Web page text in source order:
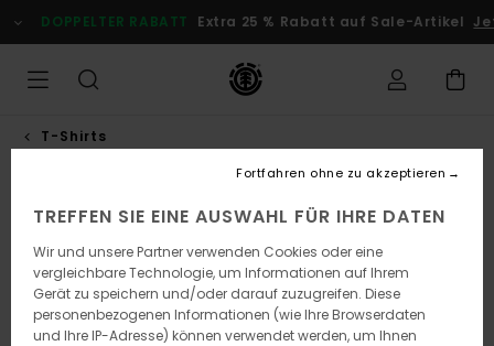
zur
Produktinformation
DOPPELTER RABATT Extra 25 % Rabatt auf Sale-Artikel
T-Shirts
TREFFEN SIE EINE AUSWAHL FÜR IHRE DATEN
Wir und unsere Partner verwenden Cookies oder eine
vergleichbare Technologie, um Informationen auf Ihrem
Gerät zu speichern und/oder darauf zuzugreifen. Diese
personenbezogenen Informationen (wie Ihre Browserdaten
und Ihre IP-Adresse) können verwendet werden, um Ihnen
Fortfahren ohne zu akzeptieren